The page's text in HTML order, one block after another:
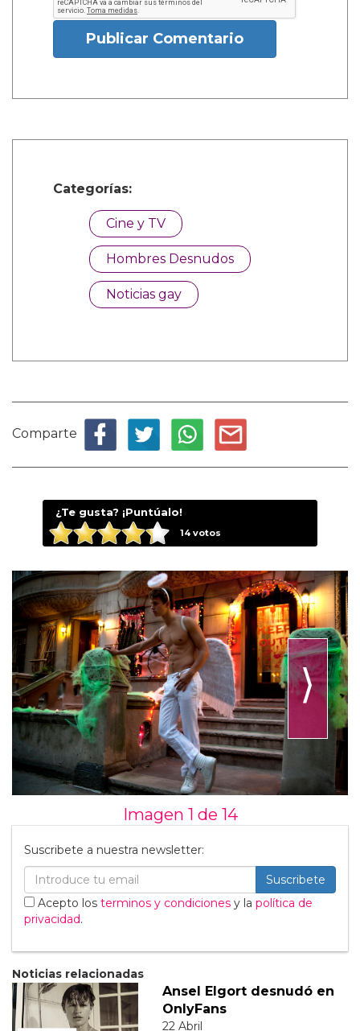
Publicar Comentario
Categorías:
Cine y TV
Hombres Desnudos
Noticias gay
Comparte
¿Te gusta? ¡Puntúalo!
14votos
⟩
Imagen 1 de 14
Suscribete a nuestra newsletter:
Suscribete
Acepto los terminos y condiciones y la política de
privacidad.
Noticias relacionadas
Ansel Elgort desnudó en
OnlyFans
22 Abril